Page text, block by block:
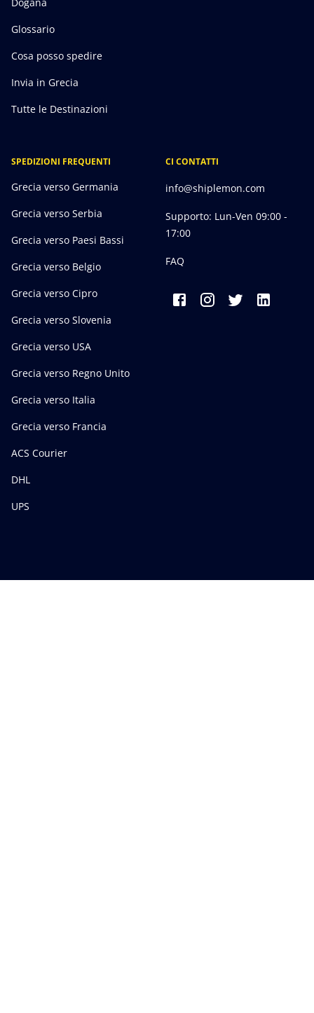
Glossario
Cosa posso spedire
Invia in Grecia
Tutte le Destinazioni
SPEDIZIONI FREQUENTI
Grecia verso Germania
Grecia verso Serbia
Grecia verso Paesi Bassi
Grecia verso Belgio
Grecia verso Cipro
Grecia verso Slovenia
Grecia verso USA
Grecia verso Regno Unito
Grecia verso Italia
Grecia verso Francia
ACS Courier
DHL
UPS
CI CONTATTI
info@shiplemon.com
Supporto: Lun-Ven 09:00 -
17:00
FAQ